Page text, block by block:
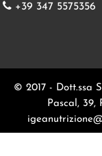
+39 347 5575356
© 2017 - Dott.ssa
Pascal, 39,